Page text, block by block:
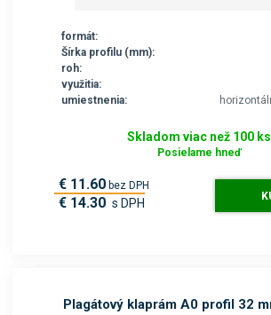
formát:
Šírka profilu (mm):
roh:
využitia:
umiestnenia:
Skladom viac než 100 ks
Posielame hneď
€ 11.60 bez DPH
€ 14.30 s DPH
Plagátový klaprám A0 profil 32